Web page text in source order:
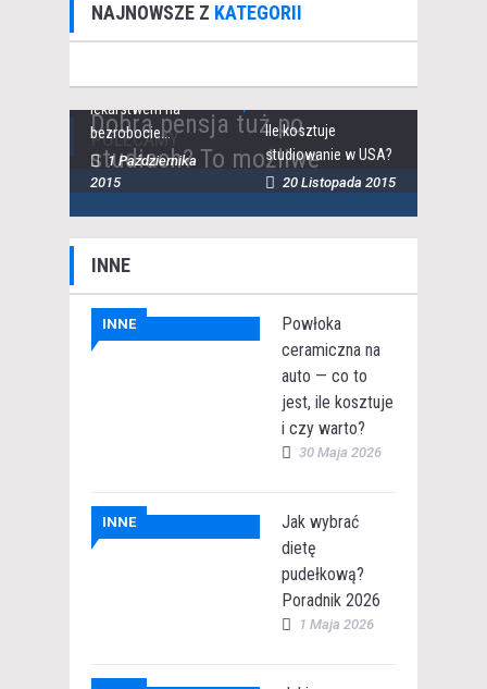
NAJNOWSZE Z KATEGORII
POLECAMY
Dobra pensja tuż po
studiach? To możliwe
STUDIA
Studia dualne
lekarstwem na
bezrobocie...
1 Października
2015
STUDIA
Ile kosztuje
studiowanie w USA?
20 Listopada 2015
INNE
INNE
Powłoka
ceramiczna na
auto — co to
jest, ile kosztuje
i czy warto?
30 Maja 2026
INNE
Jak wybrać
dietę
pudełkową?
Poradnik 2026
1 Maja 2026